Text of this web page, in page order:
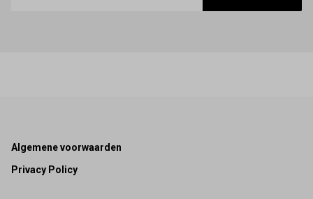
Footer
Algemene voorwaarden
Privacy Policy